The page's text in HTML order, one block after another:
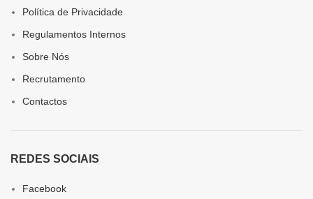
Política de Privacidade
Regulamentos Internos
Sobre Nós
Recrutamento
Contactos
REDES SOCIAIS
Facebook